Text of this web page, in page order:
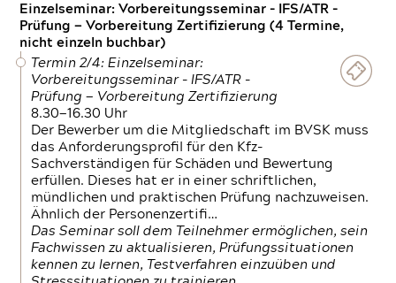
Einzelseminar: Vorbereitungsseminar - IFS/ATR -
Prüfung — Vorbereitung Zertifizierung (4 Termine,
nicht einzeln buchbar)
Termin 2/4: Einzelseminar:
Vorbereitungsseminar - IFS/ATR -
Prüfung — Vorbereitung Zertifizierung
8.30—16.30 Uhr
Der Bewerber um die Mitgliedschaft im BVSK muss
das Anforderungsprofil für den Kfz-
Sachverständigen für Schäden und Bewertung
erfüllen. Dieses hat er in einer schriftlichen,
mündlichen und praktischen Prüfung nachzuweisen.
Ähnlich der Personenzertifi…
Das Seminar soll dem Teilnehmer ermöglichen, sein
Fachwissen zu aktualisieren, Prüfungssituationen
kennen zu lernen, Testverfahren einzuüben und